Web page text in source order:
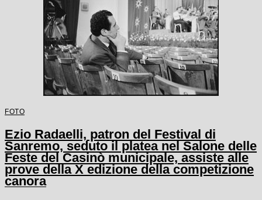
FOTO
Ezio Radaelli, patron del Festival di
Sanremo, seduto il platea nel Salone delle
Feste del Casinò municipale, assiste alle
prove della X edizione della competizione
canora